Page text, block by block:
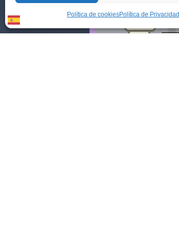
Política de cookiesPolítica de Privacidad